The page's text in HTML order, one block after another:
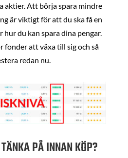
aktier. Att börja spara mindre
är viktigt för att du ska få en
du kan spara dina pengar.
fonder att växa till sig och så
redan nu.
PÅ INNAN KÖP?